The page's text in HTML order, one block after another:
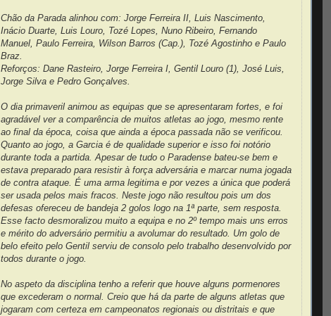
Chão da Parada alinhou com: Jorge Ferreira II, Luis Nascimento,
Inácio Duarte, Luis Louro, Tozé Lopes, Nuno Ribeiro, Fernando
Manuel, Paulo Ferreira, Wilson Barros (Cap.), Tozé Agostinho e Paulo
Braz.
Reforços: Dane Rasteiro, Jorge Ferreira I, Gentil Louro (1), José Luis,
Jorge Silva e Pedro Gonçalves.
O dia primaveril animou as equipas que se apresentaram fortes, e foi
agradável ver a comparência de muitos atletas ao jogo, mesmo rente
ao final da época, coisa que ainda a época passada não se verificou.
Quanto ao jogo, a Garcia é de qualidade superior e isso foi notório
durante toda a partida. Apesar de tudo o Paradense bateu-se bem e
estava preparado para resistir à força adversária e marcar numa jogada
de contra ataque. É uma arma legitima e por vezes a única que poderá
ser usada pelos mais fracos. Neste jogo não resultou pois um dos
defesas ofereceu de bandeja 2 golos logo na 1ª parte, sem resposta.
Esse facto desmoralizou muito a equipa e no 2º tempo mais uns erros
e mérito do adversário permitiu a avolumar do resultado. Um golo de
belo efeito pelo Gentil serviu de consolo pelo trabalho desenvolvido por
todos durante o jogo.
No aspeto da disciplina tenho a referir que houve alguns pormenores
que excederam o normal. Creio que há da parte de alguns atletas que
jogaram com certeza em campeonatos regionais ou distritais e que